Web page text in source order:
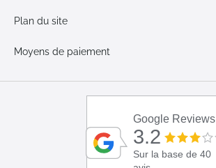
Plan du site
Moyens de paiement
Google Reviews
3.2
Sur la base de 40